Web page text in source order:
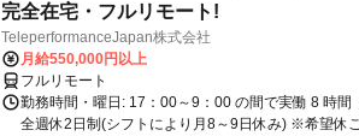
完全在宅・フルリモート!
TeleperformanceJapan株式会社
月給550,000円以上
フルリモート
勤務時間・曜日: 17：00～9：00 の間で実働 8 時間
全週休2日制(シフトにより月8～9日休み) ※希望休